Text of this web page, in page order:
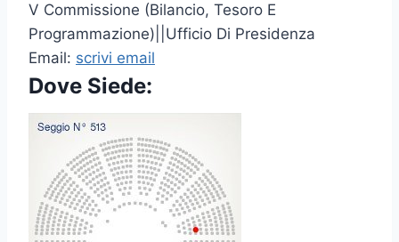
V Commissione (Bilancio, Tesoro E
Programmazione)||Ufficio Di Presidenza
Email: scrivi email
Dove Siede: